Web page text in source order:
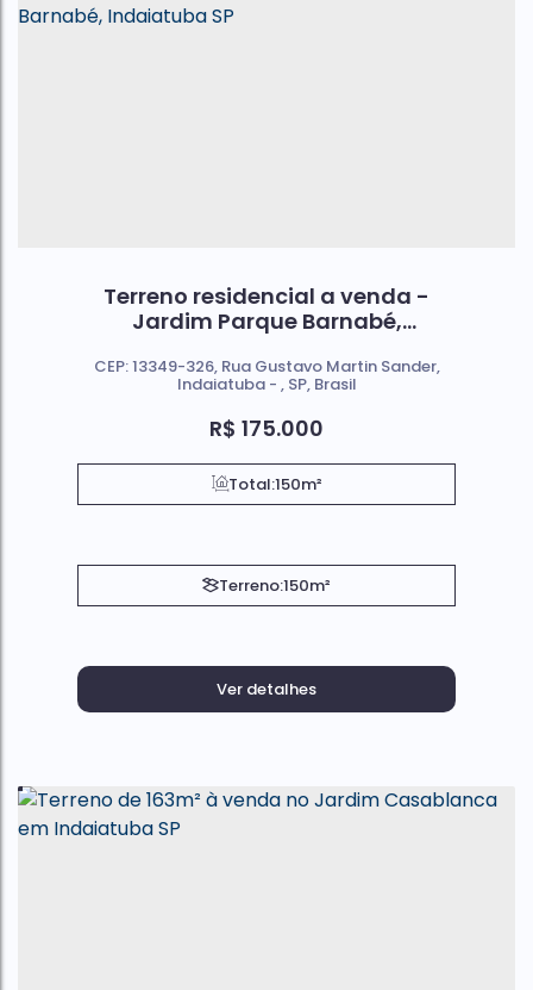
Terreno residencial a venda -
Jardim Parque Barnabé,
R$ 175.000
CEP: 13349-326, Rua Gustavo Martin Sander,
Indaiatuba , SP, Brasil
Total:150m²
Terreno:150m²
Ver detalhes